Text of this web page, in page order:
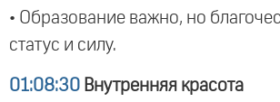
• Образование важно, но
статус и силу.
01:08:30 Внутренняя красота